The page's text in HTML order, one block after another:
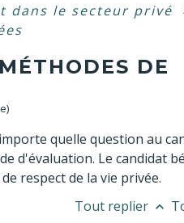
dans le secteur privé
DE
quelle question au
d'évaluation. Le candidat
respect de la vie privée.
Tout replier keyboard_arrow_up